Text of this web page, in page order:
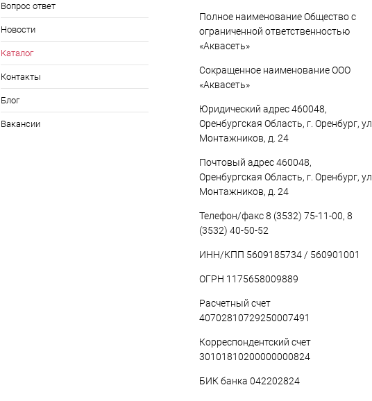
Вопрос ответ
Новости
Каталог
Контакты
Блог
Вакансии
Полное наименование Общество с
ограниченной ответственностью
«Аквасеть»
Сокращенное наименование ООО
«Аквасеть»
Юридический адрес 460048,
Оренбургская Область, г. Оренбург, ул.
Монтажников, д. 24
Почтовый адрес 460048,
Оренбургская Область, г. Оренбург, ул.
Монтажников, д. 24
Телефон/факс 8 (3532) 75-11-00, 8
(3532) 40-50-52
ИНН/КПП 5609185734 / 560901001
ОГРН 1175658009889
Расчетный счет
40702810729250007491
Корреспондентский счет
30101810200000000824
БИК банка 042202824